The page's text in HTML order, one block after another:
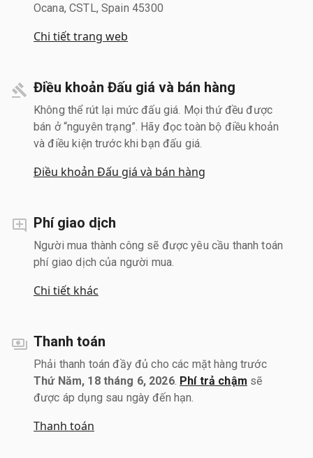
Ocana, CSTL, Spain 45300
Chi tiết trang web
Điều khoản Đấu giá và bán hàng
Không thể rút lại mức đấu giá. Mọi thứ đều được
bán ở “nguyên trạng”. Hãy đọc toàn bộ điều khoản
và điều kiện trước khi bạn đấu giá.
Điều khoản Đấu giá và bán hàng
Phí giao dịch
Người mua thành công sẽ được yêu cầu thanh toán
phí giao dịch của người mua.
Chi tiết khác
Thanh toán
Phải thanh toán đầy đủ cho các mặt hàng trước
Thứ Năm, 18 tháng 6, 2026. Phí trả chậm sẽ
được áp dụng sau ngày đến hạn.
Thanh toán